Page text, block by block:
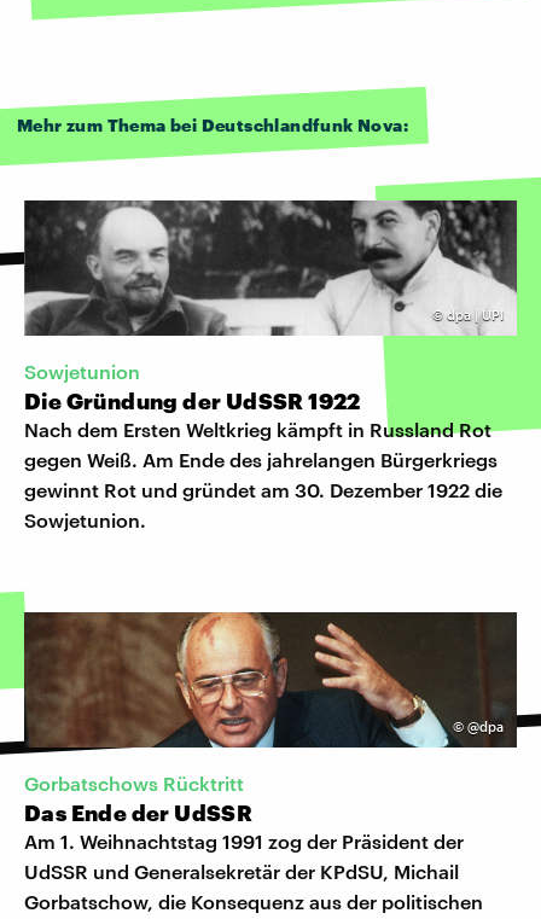
Mehr zum Thema bei Deutschlandfunk Nova:
© dpa | UPI
Sowjetunion
Die Gründung der UdSSR 1922
Nach dem Ersten Weltkrieg kämpft in Russland Rot
gegen Weiß. Am Ende des jahrelangen Bürgerkriegs
gewinnt Rot und gründet am 30. Dezember 1922 die
Sowjetunion.
© @dpa
Gorbatschows Rücktritt
Das Ende der UdSSR
Am 1. Weihnachtstag 1991 zog der Präsident der
UdSSR und Generalsekretär der KPdSU, Michail
Gorbatschow, die Konsequenz aus der politischen